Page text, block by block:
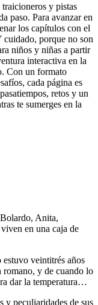
y pistas
paso. Para avanzar en
los capítulos con el
cuidado, porque no son
niños y niñas a partir
interactiva en la
Con un formato
cada página es
retos y un
te sumerges en la
Anita,
en una caja de
veintitrés años
romano, y de cuando lo
dar la temperatura…
y peculiaridades de sus